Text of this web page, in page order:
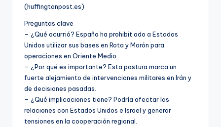
(huffingtonpost.es)
Preguntas clave
– ¿Qué ocurrió? España ha prohibit ado a Estados
Unidos utilizar sus bases en Rota y Morón para
operaciones en Oriente Medio.
– ¿Por qué es importante? Esta postura marca un
fuerte alejamiento de intervenciones militares en Irán y
de decisiones pasadas.
– ¿Qué implicaciones tiene? Podría afectar las
relaciones con Estados Unidos e Israel y generar
tensiones en la cooperación regional.